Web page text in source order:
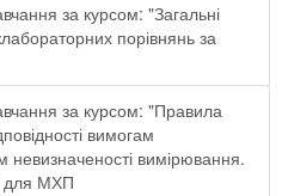
за курсом: "Загальні
порівнянь за
за курсом: "Правила
вимогам
невизначеності вимірювання.
для МХП